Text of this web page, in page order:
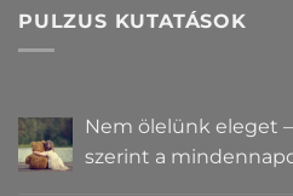
PULZUS KUTATÁSOK
Nem ölelünk eleget
szerint a